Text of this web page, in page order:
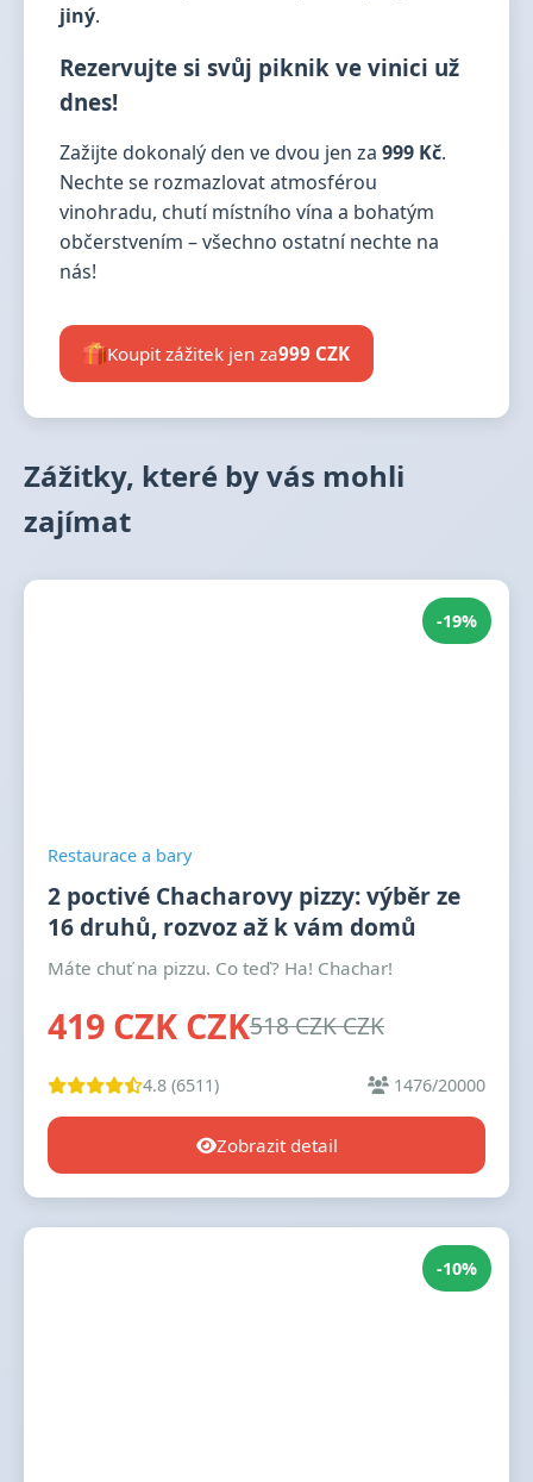
jiný.
Rezervujte si svůj piknik ve vinici už
dnes!
Zažijte dokonalý den ve dvou jen za 999 Kč.
Nechte se rozmazlovat atmosférou
vinohradu, chutí místního vína a bohatým
občerstvením – všechno ostatní nechte na
nás!
Koupit zážitek jen za999 CZK
Zážitky, které by vás mohli
zajímat
-19%
Restaurace a bary
2 poctivé Chacharovy pizzy: výběr ze
16 druhů, rozvoz až k vám domů
Máte chuť na pizzu. Co teď? Ha! Chachar!
419 CZK CZK518 CZK CZK
4.8 (6511) 1476/20000
Zobrazit detail
-10%